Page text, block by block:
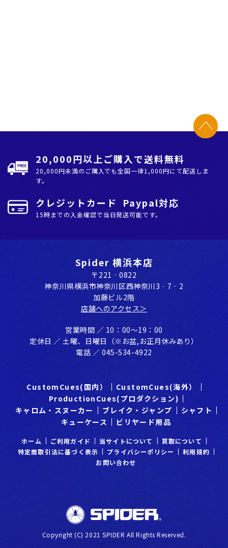
20,000円以上ご購入で送料無料
20,000円未満のご購入でも全国⼀律1,000円にて配送しま
す。
クレジットカード Paypal対応
15時までの入金確認で当日発送可能です。
Spider 横浜本店
〒221‐0822
神奈川県横浜市神奈川区⻄神奈川3‐7‐2
加藤ビル2階
店舗へのアクセス＞
営業時間 ／ 10：00〜19：00
定休⽇ ／ ⼟曜、⽇曜⽇（※お盆,お正⽉休みあり）
電話 ／ 045-534-4922
CustomCues(国内）
CustomCues(海外）
ProductionCues(プロダクション)
キャロム・スヌーカー
ブレイク・ジャンプ
シャフト
キューケース
ビリヤード用品
ホーム ご利⽤ガイド 当サイトについて
買取について
特定商取引法に基づく表示
プライバシーポリシー
利⽤規約
お問い合わせ
Copyright (C) 2021 SPIDER All Rights Reserved.